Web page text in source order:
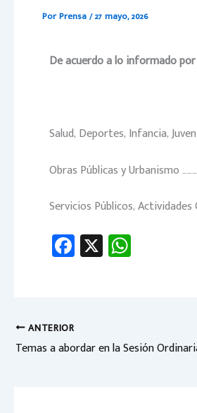
PorPrensa/27 mayo, 2026
De acuerdo a lo informado
Salud, Deportes, Infancia,
Obras Públicas y Urbanismo
Servicios Públicos, Actividades
Fa
ce
ok
X
p
p
ANTERIOR
Temas a abordar en la Sesión